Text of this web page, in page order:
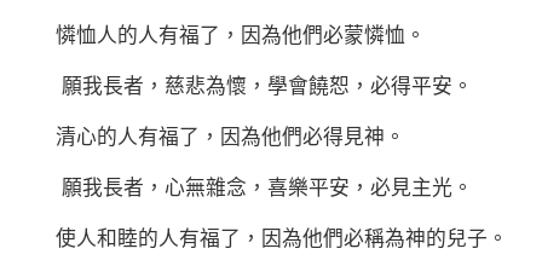
憐恤人的人有福了，因為他們必蒙憐恤。
願我長者，慈悲為懷，學會饒恕，必得平安。
清心的人有福了，因為他們必得見神。
願我長者，心無雜念，喜樂平安，必見主光。
使人和睦的人有福了，因為他們必稱為神的兒子。